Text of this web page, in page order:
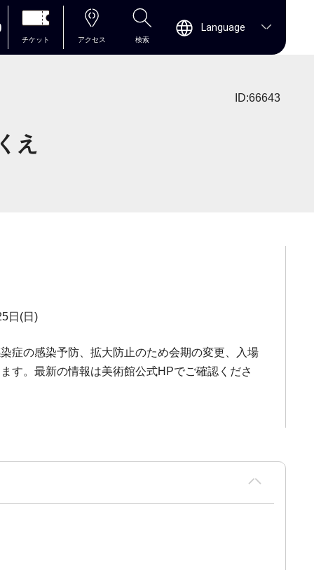
チケット アクセス 検索
Language
ID:66643
え
日(日)
症の感染予防、拡大防止のため会期の変更、入場
す。最新の情報は美術館公式HPでご確認くださ